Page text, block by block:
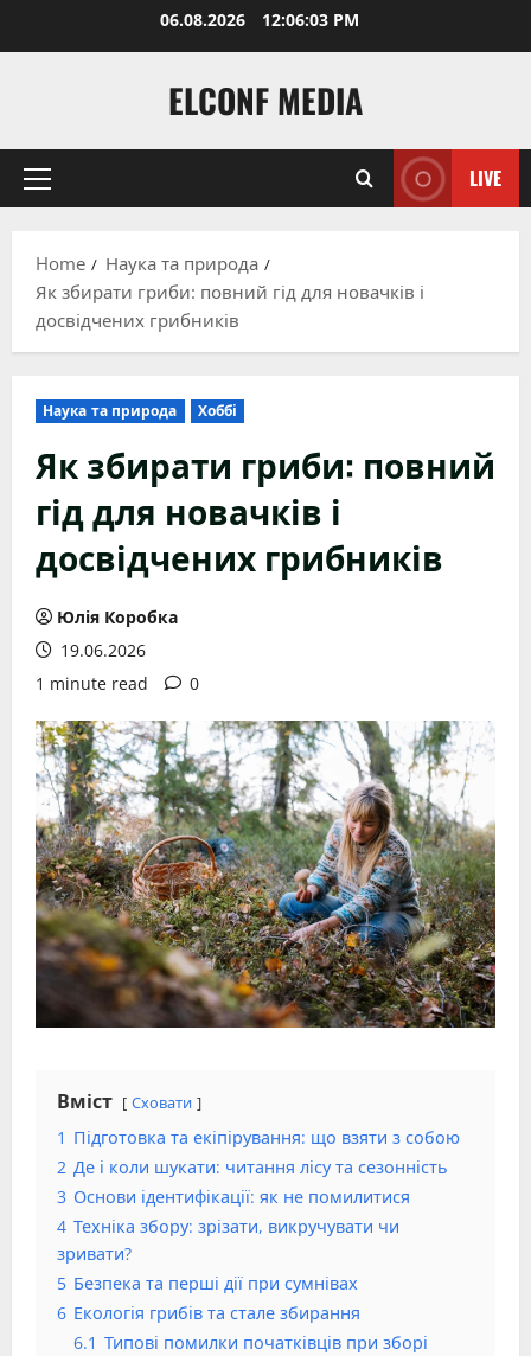
06.08.2026 12:06:04 PM
ELCONF MEDIA
Primary
LIVE
Home
Наука та природа
Як збирати гриби: повний гід для новачків і
досвідчених грибників
Наука та природа Хоббі
Як збирати гриби: повний
гід для новачків і
досвідчених грибників
Юлія Коробка
19.06.2026
1 minute read
0
Вміст Сховати
1 Підготовка та екіпірування: що взяти з собою
2 Де і коли шукати: читання лісу та сезонність
3 Основи ідентифікації: як не помилитися
4 Техніка збору: зрізати, викручувати чи
зривати?
5 Безпека та перші дії при сумнівах
6 Екологія грибів та стале збирання
6.1 Типові помилки початківців при зборі